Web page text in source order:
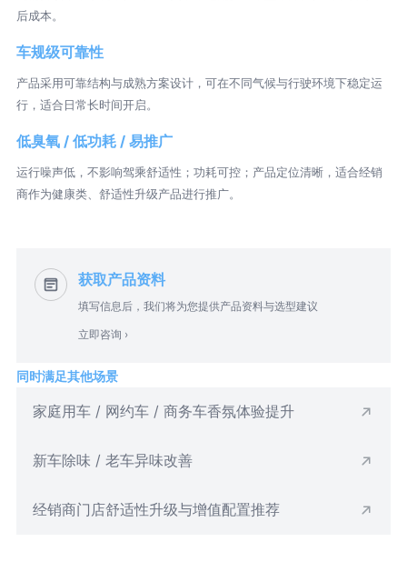
后成本。
车规级可靠性
产品采用可靠结构与成熟方案设计，可在不同气候与行驶环境下稳定运
行，适合日常长时间开启。
低臭氧 / 低功耗 / 易推广
运行噪声低，不影响驾乘舒适性；功耗可控；产品定位清晰，适合经销
商作为健康类、舒适性升级产品进行推广。
获取产品资料
填写信息后，我们将为您提供产品资料与选型建议
立即咨询 ›
同时满足其他场景
家庭用车 / 网约车 / 商务车香氛体验提升
新车除味 / 老车异味改善
经销商门店舒适性升级与增值配置推荐